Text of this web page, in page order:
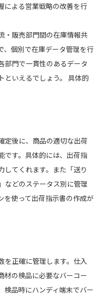
による営業戦略の改善を行
・販売部門間の在庫情報共
、個別で在庫データ管理を行
部門で一貫性のあるデータ
といえるでしょう。 具体的
定後に、商品の適切な出荷
です。具体的には、出荷指
してくれます。また「送り
などのステータス別に管理
を使って出荷指示書の作成が
を正確に管理します。仕入
材の検品に必要なバーコー
検品時にハンディ端末でバー